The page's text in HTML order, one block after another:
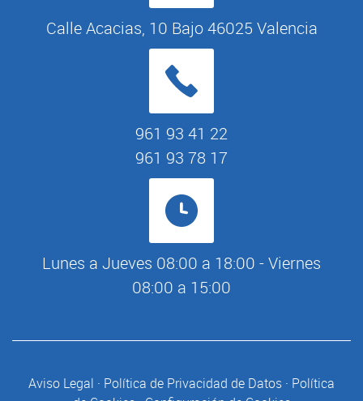
Calle Acacias, 10 Bajo 46025 Valencia
961 93 41 22
961 93 78 17
Lunes a Jueves 08:00 a 18:00 - Viernes
08:00 a 15:00
Aviso Legal · Política de Privacidad de Datos · Política